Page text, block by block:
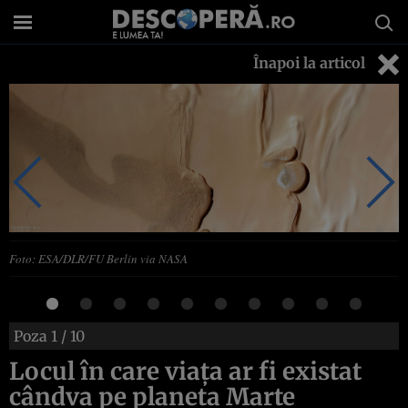
Înapoi la articol
Foto: ESA/DLR/FU Berlin via NASA
Poza 1 / 10
Locul în care viața ar fi existat
cândva pe planeta Marte